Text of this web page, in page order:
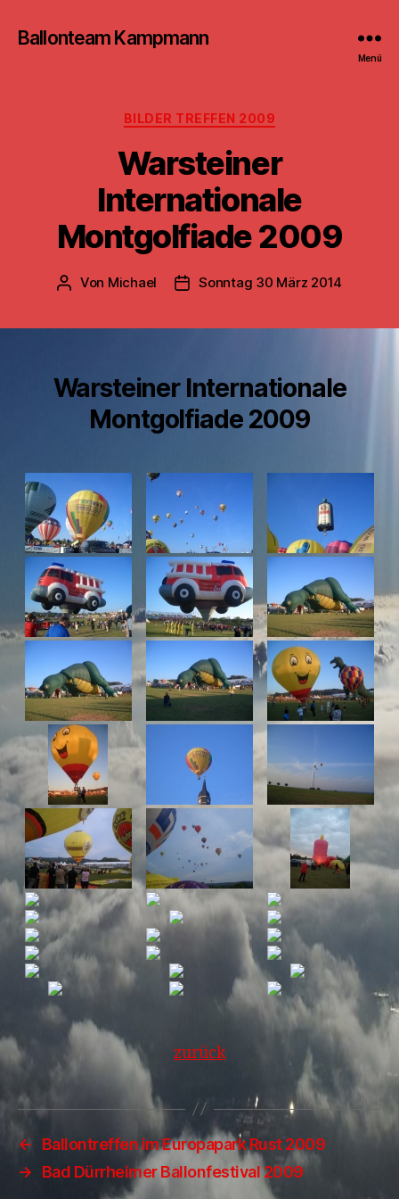
Ballonteam Kampmann
Menü
Kategorien
BILDER TREFFEN 2009
Warsteiner
Internationale
Montgolfiade 2009
Beitragsautor
Von Michael Beitragsdatum
Sonntag 30 März 2014
Warsteiner Internationale
Montgolfiade 2009
zurück
←
Ballontreffen im Europapark Rust 2009
→
Bad Dürrheimer Ballonfestival 2009